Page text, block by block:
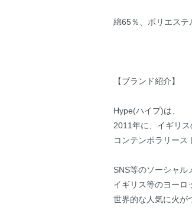
綿65％、ポリエステ
【ブランド紹介】
Hype(ハイプ)は、
2011年に、イギリス
コンテンポラリース
SNS等のソーシャル
イギリス等のヨーロ
世界的な人気に火が